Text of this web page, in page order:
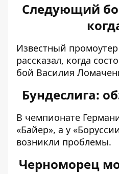
Следующий
Известный промоутер
рассказал, когда
бой Василия
Бундеслига:
В чемпионате
«Байер», а у
возникли проблемы.
Черноморец